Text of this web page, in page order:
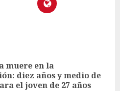
muere en la
diez años y medio de
el joven de 27 años